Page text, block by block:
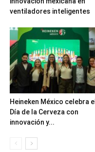
ventiladores inteligentes
Heineken México celebra el
Día de la Cerveza con
innovación y...